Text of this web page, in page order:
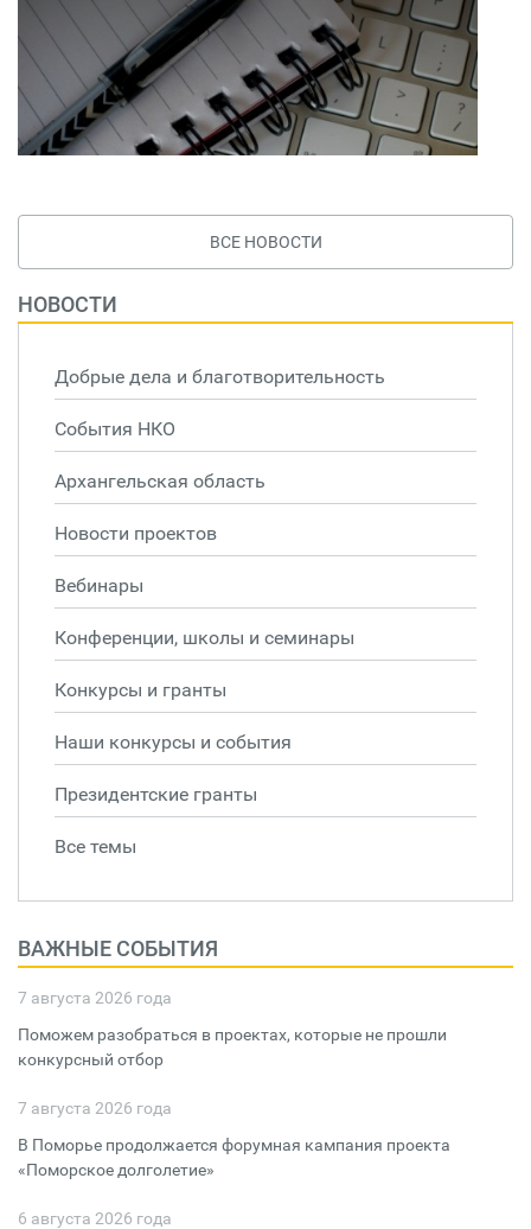
ВСЕ НОВОСТИ
НОВОСТИ
Добрые дела и благотворительность
События НКО
Архангельская область
Новости проектов
Вебинары
Конференции, школы и семинары
Конкурсы и гранты
Наши конкурсы и события
Президентские гранты
Все темы
ВАЖНЫЕ СОБЫТИЯ
7 августа 2026 года
Поможем разобраться в проектах, которые не прошли
конкурсный отбор
7 августа 2026 года
В Поморье продолжается форумная кампания проекта
«Поморское долголетие»
6 августа 2026 года